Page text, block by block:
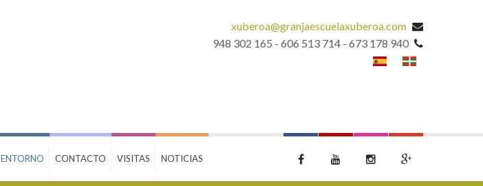
xuberoa@granjaescuelaxuberoa.com
948 302 165 - 606 513 714 - 673 178 940
ENTORNO CONTACTO VISITAS NOTICIAS